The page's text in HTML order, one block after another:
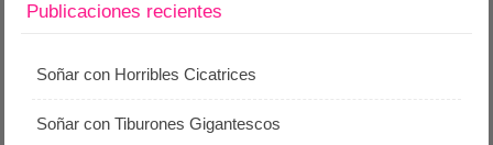
Publicaciones recientes
Soñar con Horribles Cicatrices
Soñar con Tiburones Gigantescos